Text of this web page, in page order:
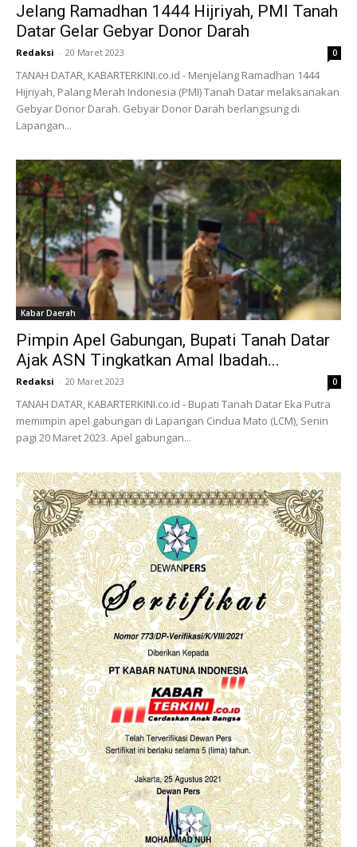
Jelang Ramadhan 1444 Hijriyah, PMI Tanah
Datar Gelar Gebyar Donor Darah
Redaksi - 20 Maret 2023 0
TANAH DATAR, KABARTERKINI.co.id - Menjelang Ramadhan 1444
Hijriyah, Palang Merah Indonesia (PMI) Tanah Datar melaksanakan
Gebyar Donor Darah. Gebyar Donor Darah berlangsung di
Lapangan...
Kabar Daerah
Pimpin Apel Gabungan, Bupati Tanah Datar
Ajak ASN Tingkatkan Amal Ibadah...
Redaksi - 20 Maret 2023 0
TANAH DATAR, KABARTERKINI.co.id - Bupati Tanah Datar Eka Putra
memimpin apel gabungan di Lapangan Cindua Mato (LCM), Senin
pagi 20 Maret 2023. Apel gabungan...